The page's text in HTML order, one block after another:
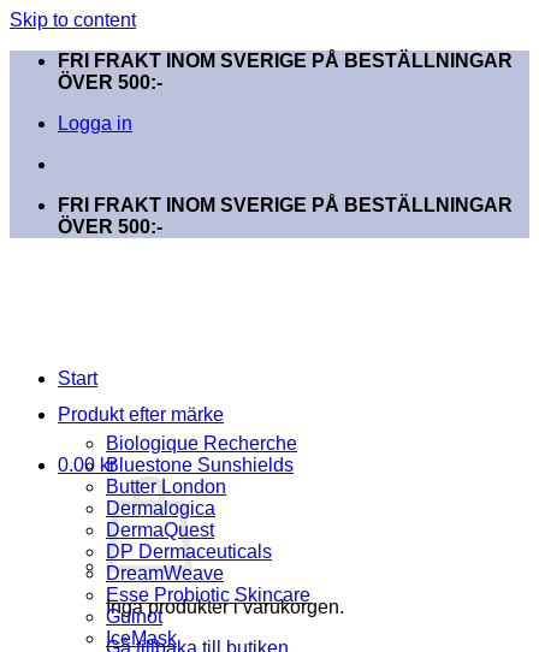
Skip to content
FRI FRAKT INOM SVERIGE PÅ BESTÄLLNINGAR
ÖVER 500:-
Logga in
FRI FRAKT INOM SVERIGE PÅ BESTÄLLNINGAR
ÖVER 500:-
0.00 kr
Inga produkter i varukorgen.
Gå tillbaka till butiken
Start
Produkt efter märke
Biologique Recherche
Bluestone Sunshields
Butter London
Dermalogica
DermaQuest
DP Dermaceuticals
DreamWeave
Esse Probiotic Skincare
Guinot
IceMask